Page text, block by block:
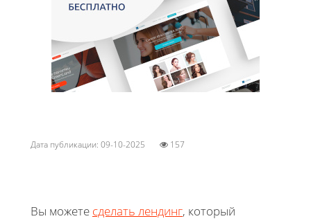
Дата публикации: 09-10-2025 157
Вы можете сделать лендинг, который